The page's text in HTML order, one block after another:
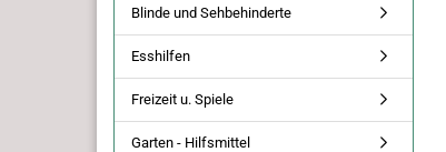
Blinde und Sehbehinderte
Esshilfen
Freizeit u. Spiele
Garten - Hilfsmittel